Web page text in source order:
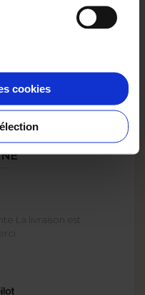
cookies
La livraison est